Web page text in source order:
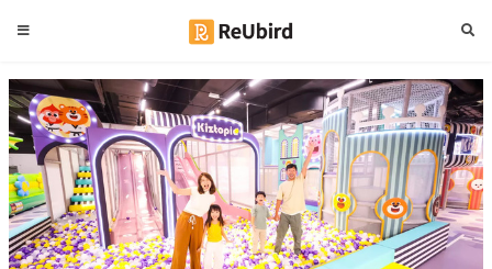
繁
中
EN
登
入
生
日
拍
拖
好
去